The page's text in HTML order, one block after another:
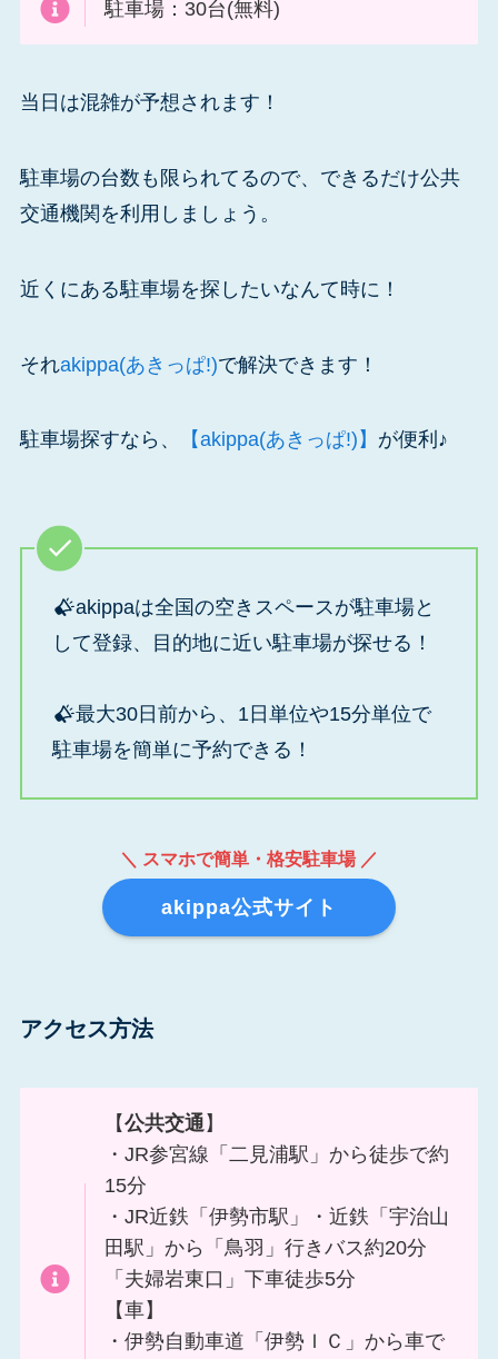
駐車場：30台(無料)
当日は混雑が予想されます！
駐車場の台数も限られてるので、できるだけ公共
交通機関を利用しましょう。
近くにある駐車場を探したいなんて時に！
それakippa(あきっぱ!)で解決できます！
駐車場探すなら、 【akippa(あきっぱ!)】 が便利♪
akippaは全国の空きスペースが駐車場と
して登録、目的地に近い駐車場が探せる！
最大30日前から、1日単位や15分単位で
駐車場を簡単に予約できる！
＼ スマホで簡単・格安駐車場 ／
akippa公式サイト
アクセス方法
【公共交通 】
・JR参宮線「二見浦駅」から徒歩で約
15分
・JR近鉄「伊勢市駅」・近鉄「宇治山
田駅」から「鳥羽」行きバス約20分
「夫婦岩東口」下車徒歩5分
【車】
・伊勢自動車道「伊勢ＩＣ」から車で